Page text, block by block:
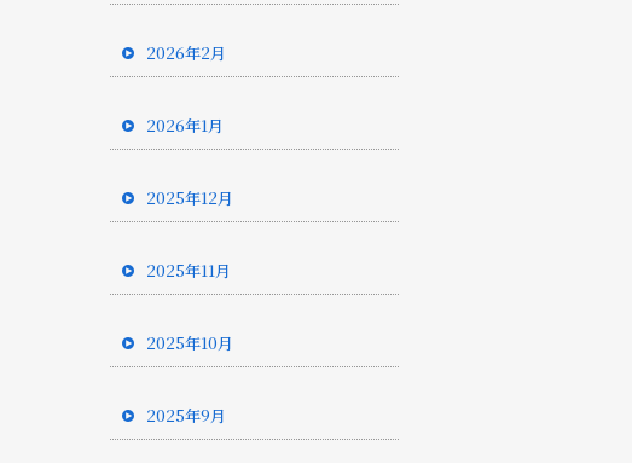
2026年2月
2026年1月
2025年12月
2025年11月
2025年10月
2025年9月